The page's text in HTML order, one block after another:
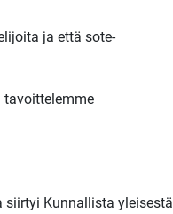
ja että sote-
tavoittelemme
siirtyi Kunnallista yleisestä